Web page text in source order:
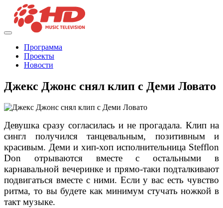
Программа
Проекты
Новости
Джекс Джонс снял клип с Деми Ловато
Девушка сразу согласилась и не прогадала. Клип на
сингл получился танцевальным, позитивным и
красивым. Деми и хип-хоп исполнительница Stefflon
Don отрываются вместе с остальными в
карнавальной вечеринке и прямо-таки подталкивают
подвигаться вместе с ними. Если у вас есть чувство
ритма, то вы будете как минимум стучать ножкой в
такт музыке.